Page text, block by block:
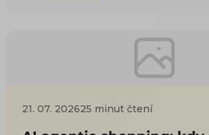
si to začnete zjišťovat, najdete
ani jeden vám nepomůže.
blogery poradí, ať napíšete skvělý
neprodáváte články, ale kotle
boty. Nabídky agentur zase
21. 07. 202625 minut čtení